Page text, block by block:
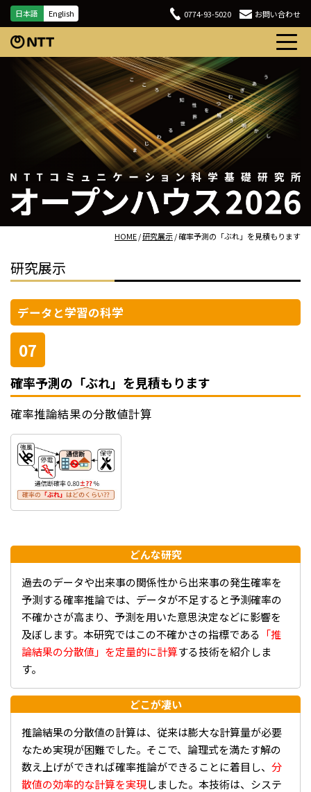
日本語 English 0774-93-5020 お問い合わせ
HOME/研究展示/ 確率予測の「ぶれ」を見積もります
研究展示
データと学習の科学
07
確率予測の「ぶれ」を見積もります
確率推論結果の分散値計算
どんな研究
過去のデータや出来事の関係性から出来事の発生確率を
予測する確率推論では、データが不足すると予測確率の
不確かさが高まり、予測を用いた意思決定などに影響を
及ぼします。本研究ではこの不確かさの指標である 「推
論結果の分散値」を定量的に計算する技術を紹介しま
す。
どこが凄い
推論結果の分散値の計算は、従来は膨大な計算量が必要
なため実現が困難でした。そこで、論理式を満たす解の
数え上げができれば確率推論ができることに着目し、 分
散値の効率的な計算を実現しました。本技術は、システ